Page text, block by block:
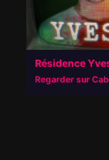
Résidence
Regarder sur